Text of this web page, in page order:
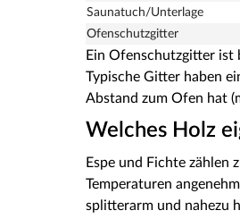
Saunatuch/Unterlage
Ofenschutzgitter
Ein Ofenschutzgitter ist
Typische Gitter haben
Abstand zum Ofen hat
Welches Holz
Espe und Fichte zählen
Temperaturen
splitterarm und nahezu